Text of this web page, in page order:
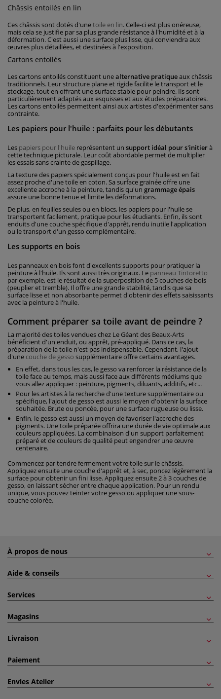
Châssis entoilés en lin
Ces châssis sont dotés d'unetoile en lin. Celle-ci est plus onéreuse,
mais cela se justifie par sa plus grande résistance à l'humidité et à la
déformation. C'est aussi une surface plus lisse, qui conviendra aux
œuvres plus détaillées, et destinées à l'exposition.
Cartons entoilés
Les cartons entoilés constituent unealternative pratiqueaux châssis
traditionnels. Leur structure plane et rigide facilite le transport et le
stockage, tout en offrant une surface stable pour peindre. Ils sont
particulièrement adaptés aux esquisses et aux études préparatoires.
Les cartons entoilés permettent ainsi aux artistes d'expérimenter sans
contrainte.
Les papiers pour l'huile : parfaits pour les débutants
Les papiers pour l'huile représentent un support idéal pour s'initierà
cette technique picturale. Leur coût abordable permet de multiplier
les essais sans crainte de gaspillage.
La texture des papiers spécialement conçus pour l'huile est en fait
assez proche d'une toile en coton. Sa surface grainée offre une
excellente accroche à la peinture, tandis qu'un grammage épais
assure une bonne tenue et limite les déformations.
De plus, en feuilles seules ou en blocs, les papiers pour l'huile se
transportent facilement, pratique pour les étudiants. Enfin, ils sont
enduits d'une couche spécifique d'apprêt, rendu inutile l'application
ou le transport d'un gesso complémentaire.
Les supports en bois
Les panneaux en bois font d'excellents supports pour pratiquer la
peinture à l'huile. Ils sont aussi très originaux. Le panneau Tintoretto
par exemple, est le résultat de la superposition de 5 couches de bois
(peuplier et tremble). Il offre une grande stabilité, tandis que sa
surface lisse et non absorbante permet d'obtenir des effets saisissants
avec la peinture à l'huile.
Comment préparer sa toile avant de peindre ?
La majorité des toiles vendues chez Le Géant des Beaux-Arts
bénéficient d'un enduit, ou apprêt, pré-appliqué. Dans ce cas, la
préparation de la toile n'est pas indispensable. Cependant, l'ajout
d'une couche de gesso supplémentaire offre certains avantages.
En effet, dans tous les cas, le gesso va renforcer la résistance de la
toile face au temps, mais aussi face aux différents médiums que
vous allez appliquer : peinture, pigments, diluants, additifs, etc...
Pour les artistes à la recherche d'une texture supplémentaire ou
spécifique, l'ajout de gesso est aussi le moyen d'obtenir la surface
souhaitée. Brute ou poncée, pour une surface rugueuse ou lisse.
Enfin, le gesso est aussi un moyen de favoriser l'accroche des
pigments. Une toile préparée offrira une durée de vie optimale aux
couleurs appliquées. La combinaison d'un support parfaitement
préparé et de couleurs de qualité peut engendrer une œuvre
centenaire.
Commencez par tendre fermement votre toile sur le châssis.
Appliquez ensuite une couche d'apprêt et, à sec, poncez légèrement la
surface pour obtenir un fini lisse. Appliquez ensuite 2 à 3 couches de
gesso, en laissant sécher entre chaque application. Pour un rendu
unique, vous pouvez teinter votre gesso ou appliquer une sous-
couche colorée.
À propos de nous
Aide & conseils
Services
Magasins
Livraison
Paiement
Envies Atelier